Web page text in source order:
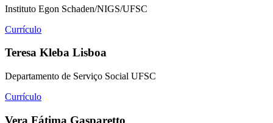
Instituto Egon Schaden/NIGS/UFSC
Currículo
Teresa Kleba Lisboa
Departamento de Serviço Social UFSC
Currículo
Vera Fátima Gasparetto